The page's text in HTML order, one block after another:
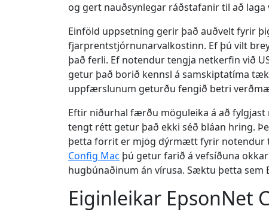
og gert nauðsynlegar ráðstafanir til að laga
Einföld uppsetning gerir það auðvelt fyrir
fjarprentstjórnunarvalkostinn. Ef þú vilt
það ferli. Ef notendur tengja netkerfin við
getur það borið kennsl á samskiptatíma
uppfærslunum geturðu fengið betri
Eftir niðurhal færðu möguleika á að
tengt rétt getur það ekki séð bláan hring.
þetta forrit er mjög dýrmætt fyrir notendur
Config Mac þú getur farið á vefsíðuna
hugbúnaðinum án vírusa. Sæktu þetta
Eiginleikar EpsonNet